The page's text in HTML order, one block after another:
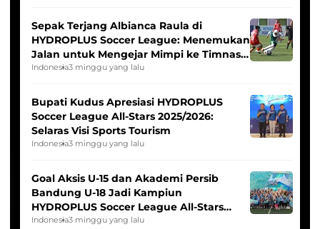
Sepak Terjang Albianca Raula di
HYDROPLUS Soccer League: Menemukan
Jalan untuk Mengejar Mimpi ke Timnas
Indonesia Putri
Indonesia3 minggu yang lalu
Bupati Kudus Apresiasi HYDROPLUS
Soccer League All-Stars 2025/2026:
Selaras Visi Sports Tourism
Indonesia3 minggu yang lalu
Goal Aksis U-15 dan Akademi Persib
Bandung U-18 Jadi Kampiun
HYDROPLUS Soccer League All-Stars
2025/2026
Indonesia3 minggu yang lalu